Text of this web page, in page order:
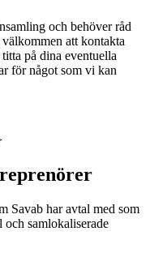
och behöver råd
att kontakta
på dina eventuella
för något som vi kan
Savab har avtal med som
samlokaliserade